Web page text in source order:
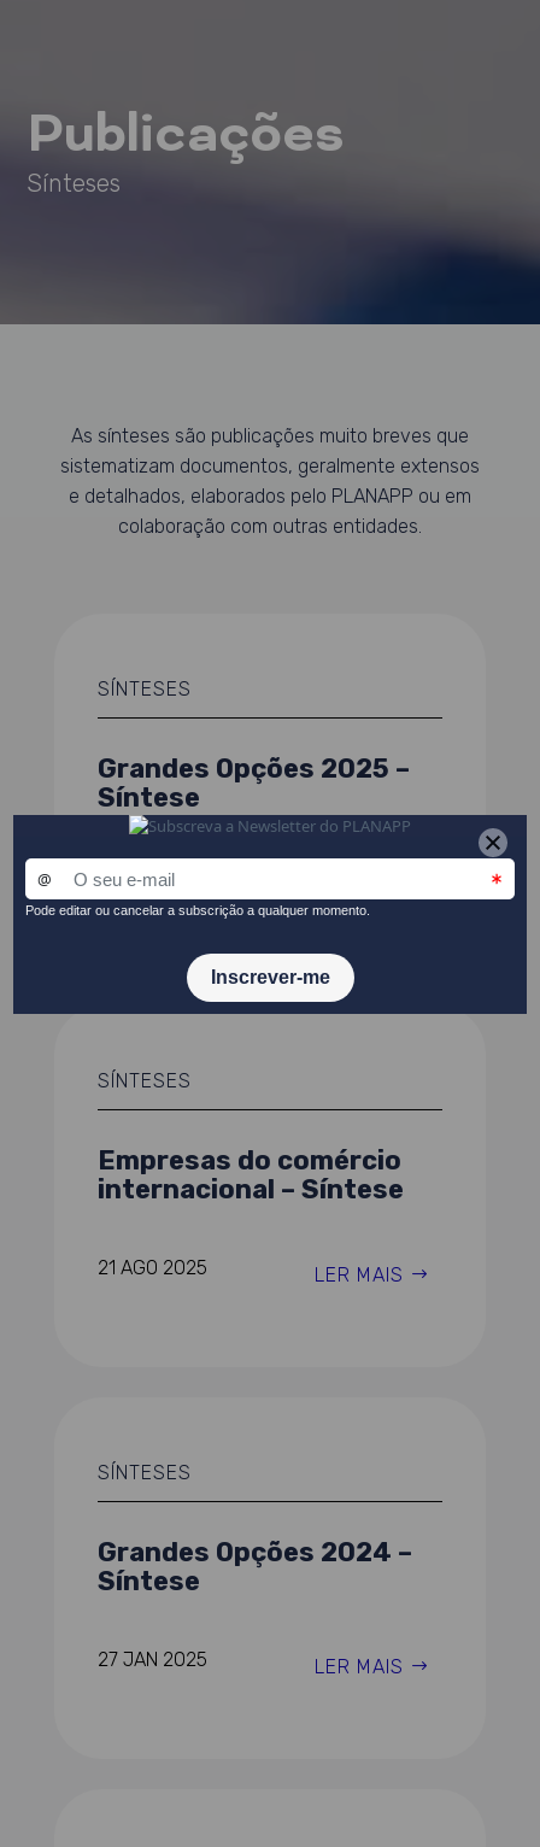
Publicações
Sínteses
As sínteses são publicações muito breves que
sistematizam documentos, geralmente extensos
e detalhados, elaborados pelo PLANAPP ou em
colaboração com outras entidades.
SÍNTESES
Grandes Opções 2025 –
Síntese
01 ABR 2026
SÍNTESES
Empresas do comércio
internacional – Síntese
21 AGO 2025 LER MAIS
SÍNTESES
Grandes Opções 2024 –
Síntese
27 JAN 2025 LER MAIS